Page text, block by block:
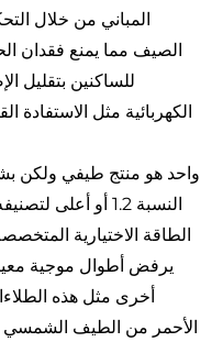
المباني من خلال
الصيف مما يمنع فقدان
للساكنين بتقليل
الكهربائية مثل
النسبة 1.2 أو
الطاقة الاختيارية
يرفض أطوال موجية
أخرى مثل هذه
الأحمر من الطيف الشمسي